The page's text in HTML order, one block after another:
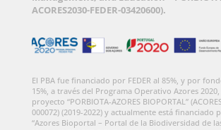
ACORES2030-FEDER-03420600).
El PBA fue financiado por FEDER al 85%, y por
15%, a través del Programa Operativo Azores
proyecto “PORBIOTA-AZORES BIOPORTAL”
000072) (2019-2022) y actualmente está financiado
“Azores Bioportal – Portal de la Biodiversidad de las